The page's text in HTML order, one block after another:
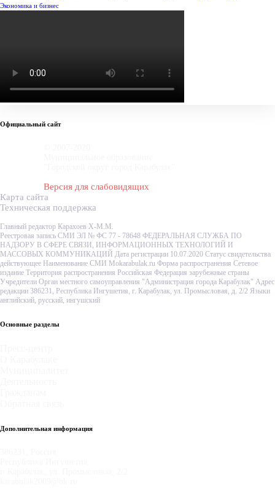
Экономика и бизнес
Официальный сайт
Версия для слабовидящих
Карта сайта
Техническая поддержка
Главный редактор Карахоев Х-М.М.
Реестровая запись СМИ ЭЛ № ФС 77 - 78648 ФЕДЕРАЛЬНАЯ СЛУЖБА ПО
НАДЗОРУ В СФЕРЕ СВЯЗИ, ИНФОРМАЦИОННЫХ ТЕХНОЛОГИЙ И
МАССОВЫХ КОММУНИКАЦИЙ Дата регистрации 10.07.2020 Статус свидетельства
действующее Наименование СМИ Mokarabulak.ru Форма распространения Сетевое
издание Территория распространения Российская Федерация зарубежные страны
Учредители Орган местного самоуправления "Администрация города Карабулак" Адрес
редакции 386231, Республика Ингушетия, г. Карабулак, ул. Промысловая, д. 2/2 Языки
английский, русский, ингушский
Основные разделы
Дополнительная информация